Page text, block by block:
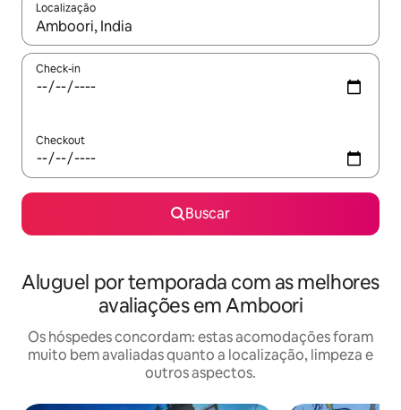
Localização
Quando os resultados estiverem disponíveis, explore-os
Check-in
Checkout
Buscar
Aluguel por temporada com as melhores
avaliações em Amboori
Os hóspedes concordam: estas acomodações foram
muito bem avaliadas quanto a localização, limpeza e
outros aspectos.